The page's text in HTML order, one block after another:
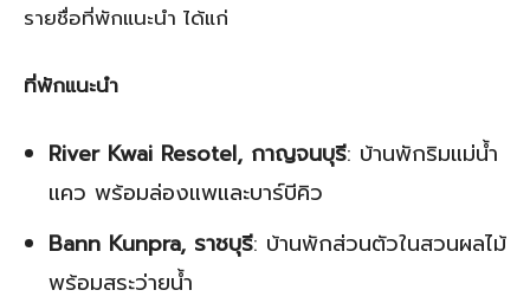
รายชื่อที่พักแนะนำ ได้แก่
ที่พักแนะนำ
River Kwai Resotel, กาญจนบุรี: บ้านพักริมแม่น้ำ
แคว พร้อมล่องแพและบาร์บีคิว
Bann Kunpra, ราชบุรี: บ้านพักส่วนตัวในสวนผลไม้
พร้อมสระว่ายน้ำ